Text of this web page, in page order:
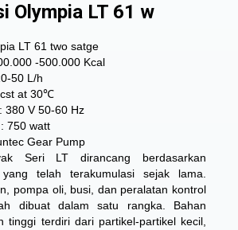
Olympia LT 61 w
LT 61 two satge
-500.000 Kcal
50 L/h
at 30℃
380 V 50-60 Hz
750 watt
Gear Pump
Seri LT dirancang berdasarkan
telah terakumulasi sejak lama.
pompa oli, busi, dan peralatan kontrol
dibuat dalam satu rangka. Bahan
tinggi terdiri dari partikel-partikel kecil,